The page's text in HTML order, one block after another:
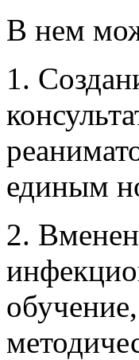
В нем
1.
единым
2.